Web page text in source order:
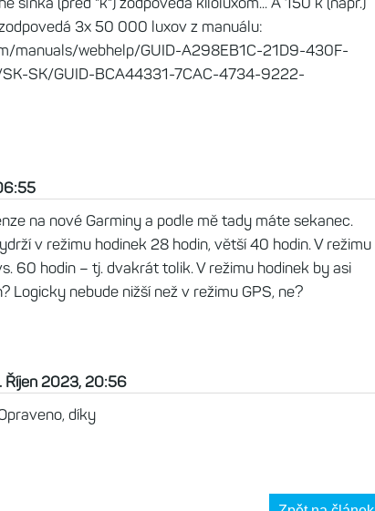
3x 50 000 luxov z manuálu:
manuals/webhelp/GUID-A298EB1C-21D9-430F-
SK/GUID-BCA44331-7CAC-4734-9222-
na nové Garminy a podle mě tady máte sekanec.
v režimu hodinek 28 hodin, větší 40 hodin. V režimu
60 hodin – tj. dvakrát tolik. V režimu hodinek by asi
Logicky nebude nižší než v režimu GPS, ne?
Říjen 2023, 20:56
díky